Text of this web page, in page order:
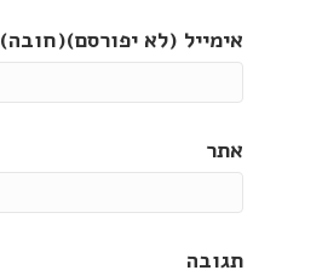
אימייל (לא יפורסם)(חובה)
אתר
תגובה